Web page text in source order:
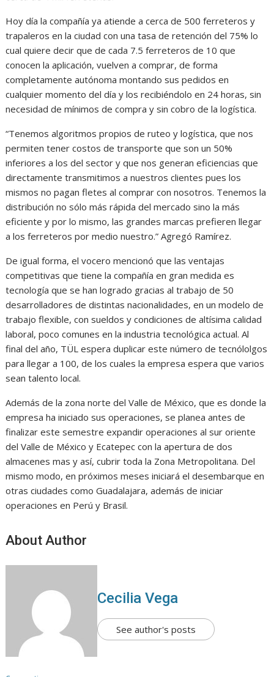
Hoy día la compañía ya atiende a cerca de 500 ferreteros y
trapaleros en la ciudad con una tasa de retención del 75% lo
cual quiere decir que de cada 7.5 ferreteros de 10 que
conocen la aplicación, vuelven a comprar, de forma
completamente autónoma montando sus pedidos en
cualquier momento del día y los recibiéndolo en 24 horas, sin
necesidad de mínimos de compra y sin cobro de la logística.
“Tenemos algoritmos propios de ruteo y logística, que nos
permiten tener costos de transporte que son un 50%
inferiores a los del sector y que nos generan eficiencias que
directamente transmitimos a nuestros clientes pues los
mismos no pagan fletes al comprar con nosotros. Tenemos la
distribución no sólo más rápida del mercado sino la más
eficiente y por lo mismo, las grandes marcas prefieren llegar
a los ferreteros por medio nuestro.” Agregó Ramírez.
De igual forma, el vocero mencionó que las ventajas
competitivas que tiene la compañía en gran medida es
tecnología que se han logrado gracias al trabajo de 50
desarrolladores de distintas nacionalidades, en un modelo de
trabajo flexible, con sueldos y condiciones de altísima calidad
laboral, poco comunes en la industria tecnológica actual. Al
final del año, TÜL espera duplicar este número de tecnólolgos
para llegar a 100, de los cuales la empresa espera que varios
sean talento local.
Además de la zona norte del Valle de México, que es donde la
empresa ha iniciado sus operaciones, se planea antes de
finalizar este semestre expandir operaciones al sur oriente
del Valle de México y Ecatepec con la apertura de dos
almacenes mas y así, cubrir toda la Zona Metropolitana. Del
mismo modo, en próximos meses iniciará el desembarque en
otras ciudades como Guadalajara, además de iniciar
operaciones en Perú y Brasil.
About Author
Cecilia Vega
See author's posts